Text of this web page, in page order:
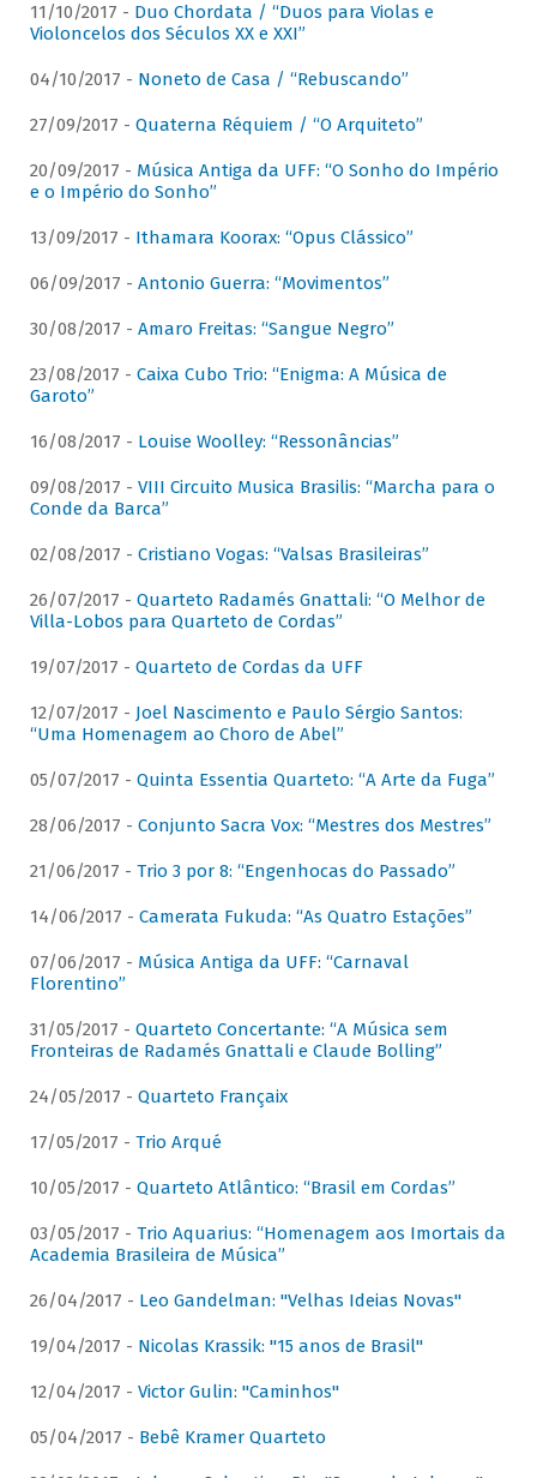
11/10/2017 - Duo Chordata / “Duos para Violas e
Violoncelos dos Séculos XX e XXI”
04/10/2017 - Noneto de Casa / “Rebuscando”
27/09/2017 - Quaterna Réquiem / “O Arquiteto”
20/09/2017 - Música Antiga da UFF: “O Sonho do Império
e o Império do Sonho”
13/09/2017 - Ithamara Koorax: “Opus Clássico”
06/09/2017 - Antonio Guerra: “Movimentos”
30/08/2017 - Amaro Freitas: “Sangue Negro”
23/08/2017 - Caixa Cubo Trio: “Enigma: A Música de
Garoto”
16/08/2017 - Louise Woolley: “Ressonâncias”
09/08/2017 - VIII Circuito Musica Brasilis: “Marcha para o
Conde da Barca”
02/08/2017 - Cristiano Vogas: “Valsas Brasileiras”
26/07/2017 - Quarteto Radamés Gnattali: “O Melhor de
Villa-Lobos para Quarteto de Cordas”
19/07/2017 - Quarteto de Cordas da UFF
12/07/2017 - Joel Nascimento e Paulo Sérgio Santos:
“Uma Homenagem ao Choro de Abel”
05/07/2017 - Quinta Essentia Quarteto: “A Arte da Fuga”
28/06/2017 - Conjunto Sacra Vox: “Mestres dos Mestres”
21/06/2017 - Trio 3 por 8: “Engenhocas do Passado”
14/06/2017 - Camerata Fukuda: “As Quatro Estações”
07/06/2017 - Música Antiga da UFF: “Carnaval
Florentino”
31/05/2017 - Quarteto Concertante: “A Música sem
Fronteiras de Radamés Gnattali e Claude Bolling”
24/05/2017 - Quarteto Françaix
17/05/2017 - Trio Arqué
10/05/2017 - Quarteto Atlântico: “Brasil em Cordas”
03/05/2017 - Trio Aquarius: “Homenagem aos Imortais da
Academia Brasileira de Música”
26/04/2017 - Leo Gandelman: "Velhas Ideias Novas"
19/04/2017 - Nicolas Krassik: "15 anos de Brasil"
12/04/2017 - Victor Gulin: "Caminhos"
05/04/2017 - Bebê Kramer Quarteto